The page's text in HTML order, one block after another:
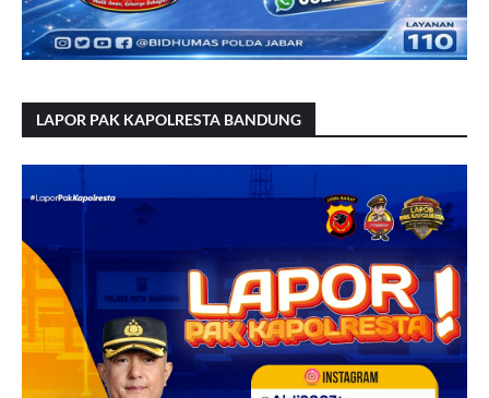
LAPOR PAK KAPOLRESTA BANDUNG